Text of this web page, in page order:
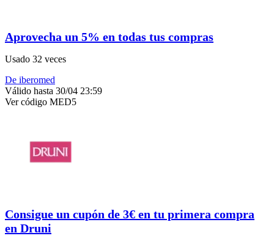
Aprovecha un 5% en todas tus compras
Usado 32 veces
De iberomed
Válido hasta 30/04 23:59
Ver código MED5
Consigue un cupón de 3€ en tu primera compra
en Druni